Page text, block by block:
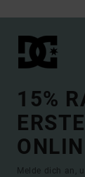
15%
Melde dich an,